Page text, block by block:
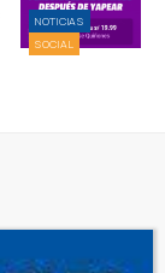
NOTICIAS
SOCIAL